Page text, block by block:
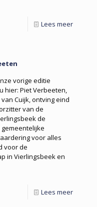
Lees meer
vorige editie
hier: Piet Verbeeten,
Cuijk, ontving eind
van de
de
voor alles
voor de
in Vierlingsbeek en
Lees meer